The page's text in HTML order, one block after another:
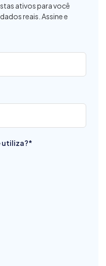
ativos para você
reais. Assine e
utiliza?*